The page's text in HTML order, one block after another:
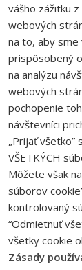
KONTAKT
Tel: +421 48
e-mail:
vášho zážitku z
webových
na to, aby sme
prispôsobený
na analýzu
webových
pochopenie
návštevníci
„Prijať všetko”
VŠETKÝCH
Môžete však
súborov
kontrolovaný
“Odmietnuť
všetky cookie
Zásady